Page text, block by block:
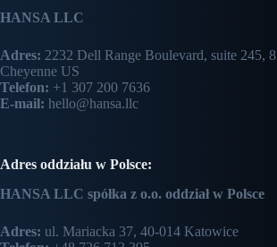
HANSA LLC
Adres: 2232 Dell Range Boulevard, suite 245,
Cheyenne US
Telefon: +1 307 200 7636
E-mail: hello@hansa.llc
Adres oddziału w Polsce:
HANSA LLC spółka z o.o. oddział w Polsce
Adres: ul. Mariacka 37, 40-014 Katowice